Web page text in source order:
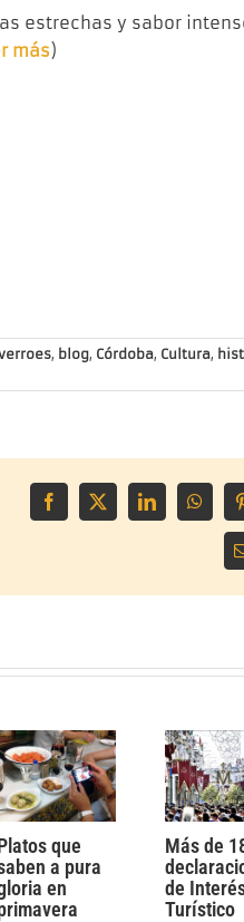
estrechas y sabor
más)
, blog, Córdoba, Cultura,
Facebook
X LinkedIn
que
a pura
en
Más de
de
Turístico